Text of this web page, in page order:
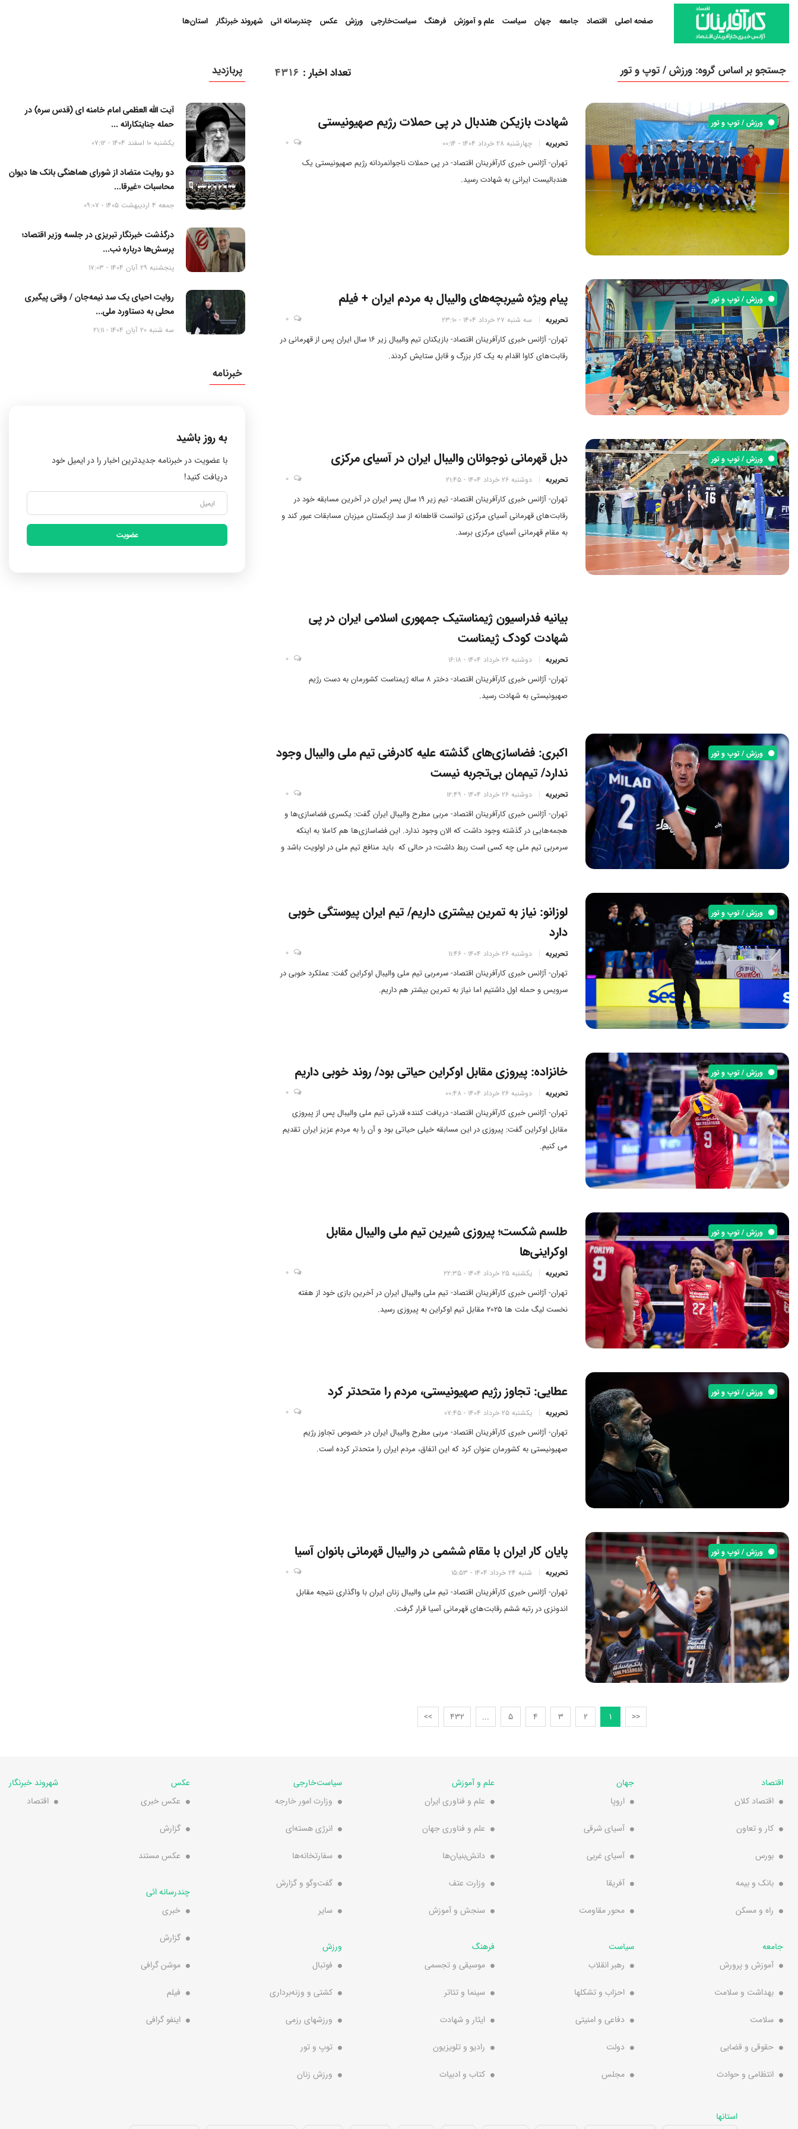
صفحه اصلی اقتصاد جامعه جهان سیاست علم و آموزش فرهنگ سیاست‌خارجی ورزش عکس چندرسانه ائی شهروند خبرنگار استان‌ها
جستجو بر اساس گروه: ورزش / توپ و تور تعداد اخبار :
4316
ورزش / توپ و تور شهادت بازیکن هندبال در پی حملات رژیم صهیونیستی
تحریریه چهارشنبه 28 خرداد 1404 - 00:14 0
تهران- آژانس خبری کارآفرینان اقتصاد- در پی حملات ناجوانمردانه رژیم صهیونیستی یک
هندبالیست ایرانی به شهادت رسید.
ورزش / توپ و تور پیام ویژه شیربچه‌های والیبال به مردم ایران + فیلم
تحریریه سه شنبه 27 خرداد 1404 - 23:10 0
تهران- آژانس خبری کارآفرینان اقتصاد- بازیکنان تیم والیبال زیر ۱۶ سال ایران پس از قهرمانی در
رقابت‌های کاوا اقدام به یک کار بزرگ و قابل ستایش کردند.
ورزش / توپ و تور دبل قهرمانی نوجوانان والیبال ایران در آسیای مرکزی
تحریریه دوشنبه 26 خرداد 1404 - 21:45 0
تهران- آژانس خبری کارآفرینان اقتصاد- تیم زیر ۱٩ سال پسر ایران در آخرین مسابقه خود در
رقابت‌های قهرمانی آسیای مرکزی توانست قاطعانه از سد ازبکستان میزبان مسابقات عبور کند و
به مقام قهرمانی آسیای مرکزی برسد.
بیانیه فدراسیون ژیمناستیک جمهوری اسلامی ایران در پی
شهادت کودک ژیمناست
تحریریه دوشنبه 26 خرداد 1404 - 16:18 0
تهران- آژانس خبری کارآفرینان اقتصاد- دختر ۸ ساله ژیمناست کشورمان به دست رژیم
صهیونیستی به شهادت رسید.
ورزش / توپ و تور
اکبری: فضاسازی‌های گذشته علیه کادرفنی تیم ملی والیبال وجود
ندارد/ تیم‌مان بی‌تجربه نیست
تحریریه دوشنبه 26 خرداد 1404 - 12:49 0
تهران- آژانس خبری کارآفرینان اقتصاد- مربی مطرح والیبال ایران گفت: یکسری فضاسازی‌ها و
هجمه‌هایی در گذشته وجود داشت که الان وجود ندارد. این فضاسازی‌ها هم کاملا به اینکه
سرمربی تیم ملی چه کسی است ربط داشت؛ در حالی که باید منافع تیم ملی در اولویت باشد و
ورزش / توپ و تور
لوزانو: نیاز به تمرین بیشتری داریم/ تیم ایران پیوستگی خوبی
دارد
تحریریه دوشنبه 26 خرداد 1404 - 11:46 0
تهران- آژانس خبری کارآفرینان اقتصاد- سرمربی تیم ملی والیبال اوکراین گفت: عملکرد خوبی در
سرویس و حمله اول داشتیم اما نیاز به تمرین بیشتر هم داریم.
ورزش / توپ و تور خانزاده: پیروزی مقابل اوکراین حیاتی بود/ روند خوبی داریم
تحریریه دوشنبه 26 خرداد 1404 - 00:48 0
تهران- آژانس خبری کارآفرینان اقتصاد- دریافت کننده قدرتی تیم ملی والیبال پس از پیروزی
مقابل اوکراین گفت: پیروزی در این مسابقه خیلی حیاتی بود و آن را به مردم عزیز ایران تقدیم
می کنیم.
ورزش / توپ و تور
طلسم شکست؛ پیروزی شیرین تیم ملی والیبال مقابل
اوکراینی‌ها
تحریریه یکشنبه 25 خرداد 1404 - 22:35 0
تهران- آژانس خبری کارآفرینان اقتصاد- تیم ملی والیبال ایران در آخرین بازی خود از هفته
نخست لیگ ملت ها ۲۰۲۵ مقابل تیم اوکراین به پیروزی رسید.
ورزش / توپ و تور عطایی: تجاوز رژیم صهیونیستی، مردم را متحدتر کرد
تحریریه یکشنبه 25 خرداد 1404 - 07:45 0
تهران- آژانس خبری کارآفرینان اقتصاد- مربی مطرح والیبال ایران در خصوص تجاوز رژیم
صهیونیستی به کشورمان عنوان کرد که این اتفاق، مردم ایران را متحدتر کرده است.
ورزش / توپ و تور پایان کار ایران با مقام ششمی در والیبال قهرمانی بانوان آسیا
تحریریه شنبه 24 خرداد 1404 - 15:53 0
تهران- آژانس خبری کارآفرینان اقتصاد- تیم ملی والیبال زنان ایران با واگذاری نتیجه مقابل
اندونزی در رتبه ششم رقابت‌های قهرمانی آسیا قرار گرفت.
<<
1
2
3
4
5
...
432
>>
پربازدید
آیت الله العظمی امام خامنه ای (قدس سره) در
حمله جنایتکارانه ...
یکشنبه 10 اسفند 1404 - 07:12
دو روایت متضاد از شورای هماهنگی بانک ها دیوان
محاسبات «غیرقا...
جمعه 4 اردیبهشت 1405 - 09:07
درگذشت خبرنگار تبریزی در جلسه وزیر اقتصاد؛
پرسش‌ها درباره نب...
پنجشنبه 29 آبان 1404 - 17:03
روایت احیای یک سد نیمه‌جان / وقتی پیگیری
محلی به دستاورد ملی...
سه شنبه 20 آبان 1404 - 21:11
خبرنامه
به روز باشید
با عضویت در خبرنامه جدیدترین اخبار را در ایمیل خود
دریافت کنید!
عضویت
اقتصاد
اقتصاد کلان
کار و تعاون
بورس
بانک و بیمه
راه و مسکن
جامعه
آموزش و پرورش
بهداشت و سلامت
سلامت
حقوقی و قضایی
انتظامی و حوادث
جهان
اروپا
آسیای شرقی
آسیای غربی
آفریقا
محور مقاومت
سیاست
رهبر انقلاب
احزاب و تشکلها
دفاعی و امنیتی
دولت
مجلس
علم و آموزش
علم و فناوری ایران
علم و فناوری جهان
دانش‌بنیان‌ها
وزارت عتف
سنجش و آموزش
فرهنگ
موسیقی و تجسمی
سینما و تئاتر
ایثار و شهادت
رادیو و تلویزیون
کتاب و ادبیات
سیاست‌خارجی
وزارت امور خارجه
انرژی هسته‌ای
سفارتخانه‌ها
گفت‌وگو و گزارش
سایر
ورزش
فوتبال
کشتی و وزنه‌برداری
ورزشهای رزمی
توپ و تور
ورزش زنان
عکس
عکس خبری
گزارش
عکس مستند
چندرسانه ائی
خبری
گزارش
موشن گرافی
فیلم
اینفو گرافی
شهروند خبرنگار
اقتصاد
استانها